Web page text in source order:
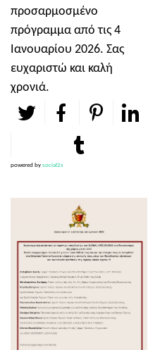
προσαρμοσμένο
πρόγραμμα από τις 4
Ιανουαρίου 2026. Σας
ευχαριστώ και καλή
χρονιά.
powered by social2s